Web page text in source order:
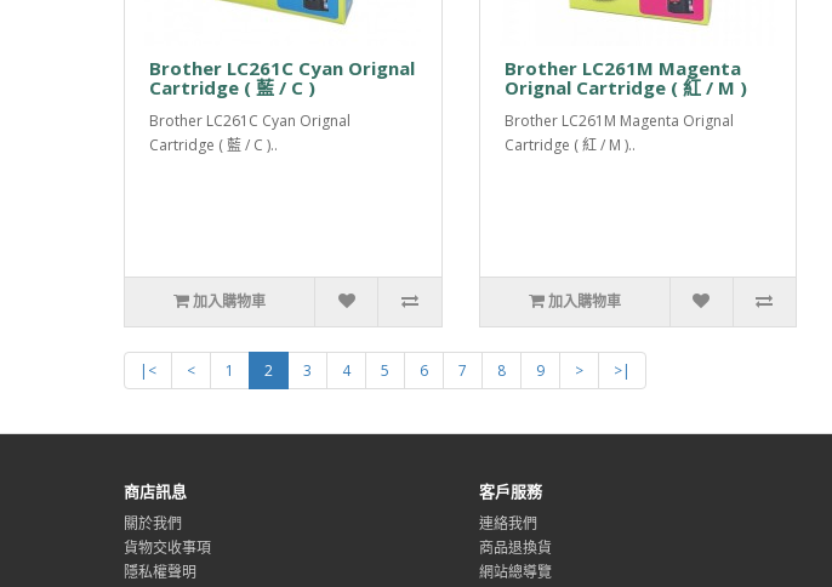
Brother LC261C Cyan Orignal
Cartridge ( 藍 / C )
Brother LC261C Cyan Orignal
Cartridge ( 藍 / C )..
加入購物車
Brother LC261M Magenta
Orignal Cartridge ( 紅 / M )
Brother LC261M Magenta Orignal
Cartridge ( 紅 / M )..
加入購物車
|< < 1 2 3 4 5 6 7 8 9 > >|
商店訊息
關於我們
貨物交收事項
隱私權聲明
客戶服務
連絡我們
商品退換貨
網站總導覽